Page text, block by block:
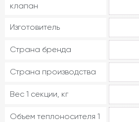
клапан
Изготовитель
Страна бренда
Страна производства
Вес 1 секции, кг
Объем теплоносителя 1